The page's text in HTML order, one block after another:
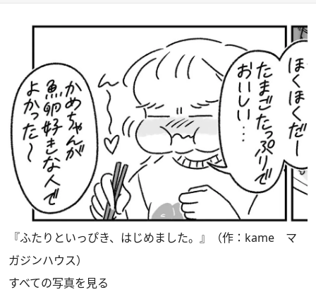
『ふたりといっぴき、はじめました。』（作：kame マ
ガジンハウス）
すべての写真を見る